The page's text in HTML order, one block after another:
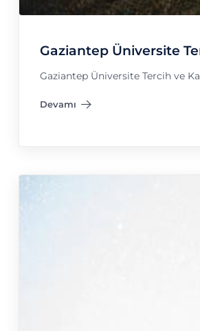
Gaziantep Üniversite
Gaziantep Üniversite Tercih ve
Devamı
"Gaziantep Üniversite Tercih Fuarı"